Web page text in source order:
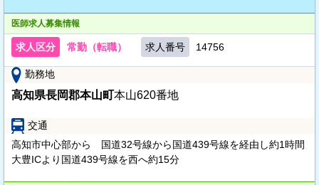
医師求人募集情報
求人区分 常勤（転職） 求人番号 14756
勤務地
高知県長岡郡本山町本山620番地
交通
高知市中心部から 国道32号線から国道439号線を経由し約1時間
大豊ICより国道439号線を西へ約15分